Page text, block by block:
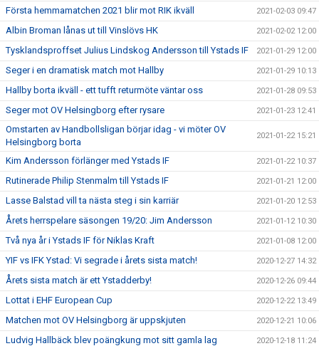
Första hemmamatchen 2021 blir mot RIK ikväll 2021-02-03 09:47
Albin Broman lånas ut till Vinslövs HK 2021-02-02 12:00
Tysklandsproffset Julius Lindskog Andersson till Ystads IF 2021-01-29 12:00
Seger i en dramatisk match mot Hallby 2021-01-29 10:13
Hallby borta ikväll - ett tufft returmöte väntar oss 2021-01-28 09:53
Seger mot OV Helsingborg efter rysare 2021-01-23 12:41
Omstarten av Handbollsligan börjar idag - vi möter OV
Helsingborg borta
2021-01-22 15:21
Kim Andersson förlänger med Ystads IF 2021-01-22 10:37
Rutinerade Philip Stenmalm till Ystads IF 2021-01-21 12:00
Lasse Balstad vill ta nästa steg i sin karriär 2021-01-20 12:53
Årets herrspelare säsongen 19/20: Jim Andersson 2021-01-12 10:30
Två nya år i Ystads IF för Niklas Kraft 2021-01-08 12:00
YIF vs IFK Ystad: Vi segrade i årets sista match! 2020-12-27 14:32
Årets sista match är ett Ystadderby! 2020-12-26 09:44
Lottat i EHF European Cup 2020-12-22 13:49
Matchen mot OV Helsingborg är uppskjuten 2020-12-21 10:06
Ludvig Hallbäck blev poängkung mot sitt gamla lag 2020-12-18 11:24